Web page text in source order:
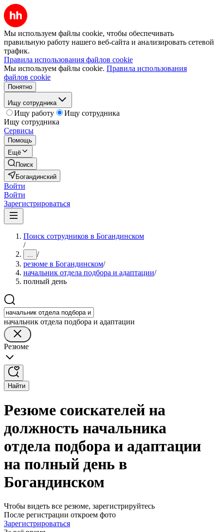
Мы используем файлы cookie, чтобы обеспечивать
правильную работу нашего веб-сайта и анализировать сетевой
трафик.
Правила использования файлов cookie
Мы используем файлы cookie. Правила использования
файлов cookie
Понятно
Ищу сотрудника
Ищу работу
Ищу сотрудника
Ищу сотрудника
Сервисы
Помощь
Ещё
Поиск
Богандинский
Войти
Войти
Зарегистрироваться
Поиск сотрудников в Богандинском
/
... /
резюме в Богандинском/
начальник отдела подбора и адаптации/
полный день
начальник отдела подбора и адаптации
Резюме
Найти
Резюме соискателей на
должность начальника
отдела подбора и адаптации
на полный день в
Богандинском
Чтобы видеть все резюме, зарегистрируйтесь
После регистрации откроем фото
Зарегистрироваться